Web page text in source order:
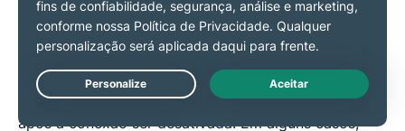
Com que frequência uma VPN
muda seu endereço IP?
Uma VPN muda seu endereço IP toda vez que você
troca manualmente de servidor ou quando reconecta
após a conexão ser desativada. Em alguns casos,
Live Chat